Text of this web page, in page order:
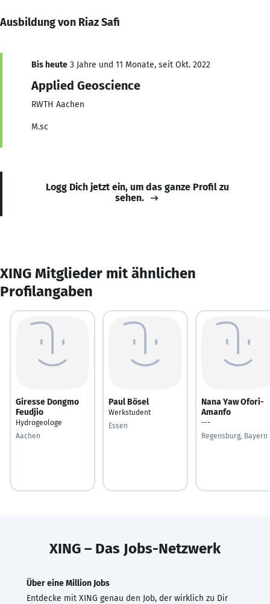
Ausbildung von Riaz Safi
Bis heute 3 Jahre und 11 Monate, seit Okt. 2022
Applied Geoscience
RWTH Aachen
M.sc
Logg Dich jetzt ein, um das ganze Profil zu
sehen.
XING Mitglieder mit ähnlichen
Profilangaben
Giresse Dongmo
Feudjio
Hydrogeologe
Aachen
Paul Bösel
Werkstudent
Essen
Nana Yaw Ofori-
Amanfo
---
Regensburg, Bayern
XING – Das Jobs-Netzwerk
Über eine Million Jobs
Entdecke mit XING genau den Job, der wirklich zu Dir